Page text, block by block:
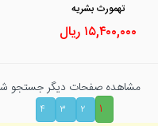
تهمورث بشريه
۱۵,۴۰۰,۰۰۰ ریال
مشاهده صفحات دیگر جستجو
۱
۲ ۳ ۴